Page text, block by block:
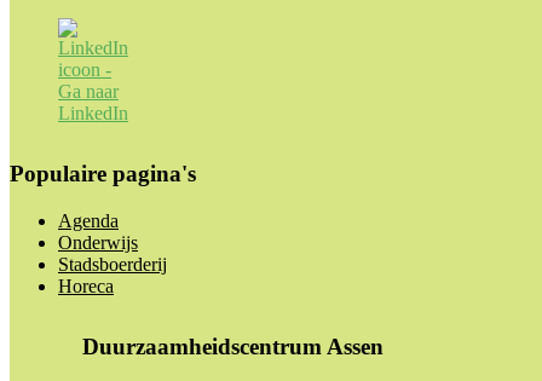
Populaire pagina's
Agenda
Onderwijs
Stadsboerderij
Horeca
Duurzaamheidscentrum Assen